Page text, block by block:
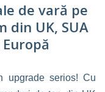
de vară pe
din UK, SUA
upgrade serios! Cu